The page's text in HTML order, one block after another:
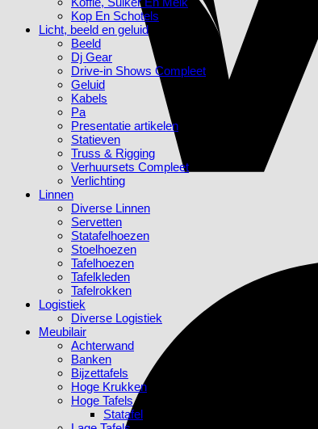
Kop En Schotels
Licht, beeld en geluid
Beeld
Dj Gear
Drive-in Shows Compleet
Geluid
Kabels
Pa
Presentatie artikelen
Statieven
Truss & Rigging
Verhuursets Compleet
Verlichting
Linnen
Diverse Linnen
Servetten
Statafelhoezen
Stoelhoezen
Tafelhoezen
Tafelkleden
Tafelrokken
Logistiek
Diverse Logistiek
Meubilair
Achterwand
Banken
Bijzettafels
Hoge Krukken
Hoge Tafels
Statafel